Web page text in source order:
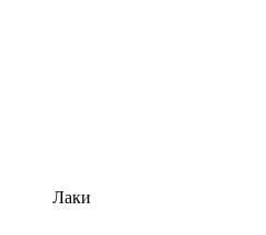
Лаки